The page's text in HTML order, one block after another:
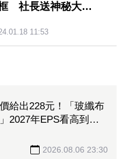
社長送神秘大
11:53
給出228元！「玻纖布
2027年EPS看高到
挹注營收 2026.08.06 23:30